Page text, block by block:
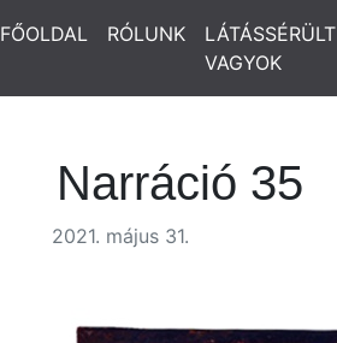
FŐOLDAL RÓLUNK
LÁTÁSSÉRÜLT
VAGYOK
Narráció 35
2021. május 31.